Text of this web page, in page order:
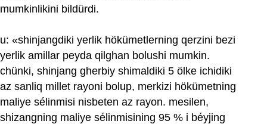
mumkinlikini bildürdi.
u: «shinjangdiki yerlik hökümetlerning qerzini bezi
yerlik amillar peyda qilghan bolushi mumkin.
chünki, shinjang gherbiy shimaldiki 5 ölke ichidiki
az sanliq millet rayoni bolup, merkizi hökümetning
maliye sélinmisi nisbeten az rayon. mesilen,
shizangning maliye sélinmisining 95 % i béyjing